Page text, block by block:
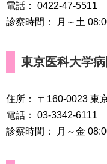
電話： 0422-47-5511
診察時間： 月～土
東京医科大学
住所： 〒160-0023 東
電話： 03-3342-6111
診察時間： 月～金